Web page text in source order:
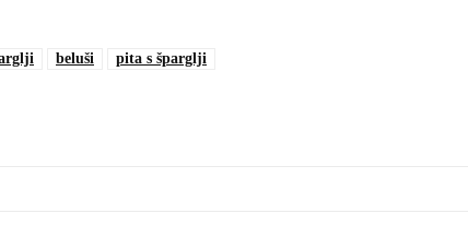
beluši pita s šparglji